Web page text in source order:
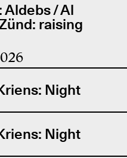
Aldebs / Al
raising
Night
Night